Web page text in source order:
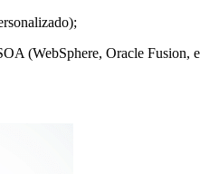
(WebSphere, Oracle Fusion,